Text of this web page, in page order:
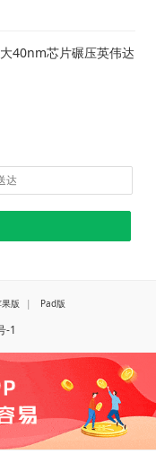
40nm芯片碾压英伟达
版 | Pad版
-1